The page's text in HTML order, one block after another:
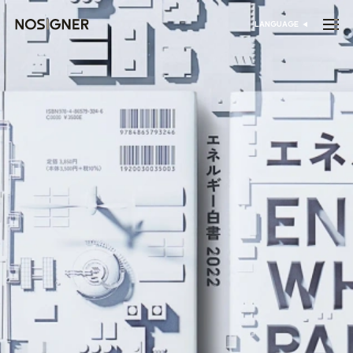
الرئيسية اختر اللغة
LANGUAGE